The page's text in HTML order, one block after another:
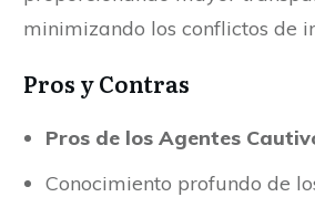
minimizando los conflictos de
Pros y Contras
Pros de los Agentes
Conocimiento profundo de